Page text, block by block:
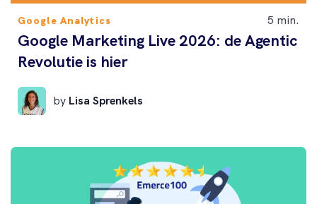
Google Analytics 5 min.
Google Marketing Live 2026: de Agentic
Revolutie is hier
by Lisa Sprenkels